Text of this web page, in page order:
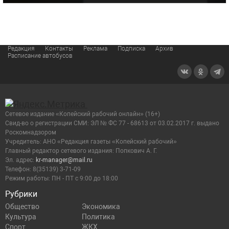
Редакция Контакты Реклама Подписка
Архив
Расписание автобусов
Рубрики
Общество
Экономика
Культура
Политика
Спорт
ЖКХ
Сетевое издание «Копейский рабочий онлайн» (16+)
Cвид-во о регистрации СМИ: ЭЛ № ФС 77 - 68613 от 03.02.2017 г. выдано
Роскомнадзором
Учредитель: АНО «Редакция газеты «Копейский рабочий»
Главный редактор сетевого издания: Попкович А. Г.
Эл. адрес: kr-manager@mail.ru
Телефон: 8(35139) 3-71-09
Режим работы: ПН - ПТ с 9:00 до 18:00